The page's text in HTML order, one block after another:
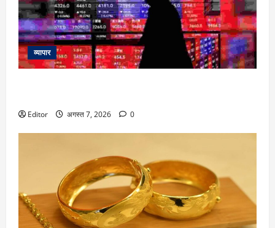
व्यापार
Editor अगस्त 7, 2026 0